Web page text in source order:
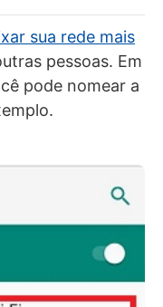
sua rede mais
pessoas. Em
pode nomear a